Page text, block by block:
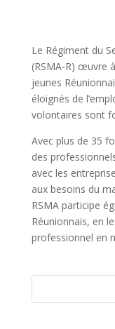
Le Régiment du
(RSMA-R) œuvre
jeunes
éloignés de
volontaires sont
Avec plus de 35
des
avec les
aux besoins du
RSMA participe
Réunionnais, en
professionnel en